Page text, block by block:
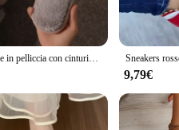
Pantofole in pelliccia con cinturino incrociato alla moda da donna Pantofole da casa in peluche calde e leggere per interni Donna Scivoli da coppia con tacco piatto in pelliccia sintetica Taglie forti 43
9,79€